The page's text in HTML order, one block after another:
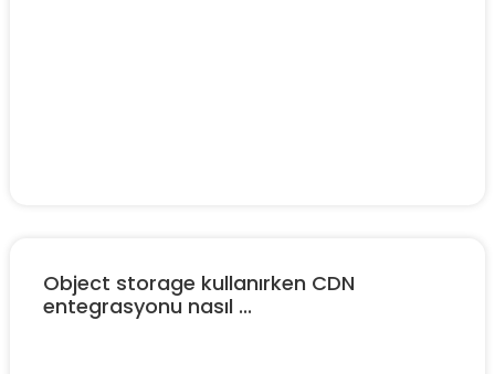
Object storage kullanırken CDN
entegrasyonu nasıl ...